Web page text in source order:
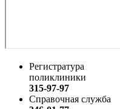
Регистратура
поликлиники
315-97-97
Справочная служба